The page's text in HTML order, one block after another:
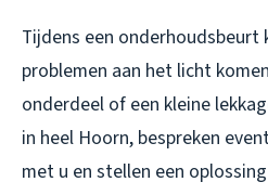
Tijdens een
problemen aan het licht
onderdeel of een kleine
in heel Hoorn, bespreken
met u en stellen een